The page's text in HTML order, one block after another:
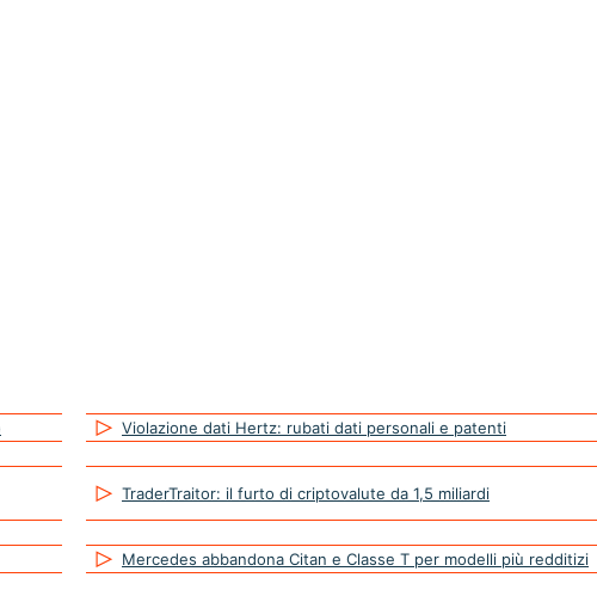
Violazione dati Hertz: rubati dati personali e patenti
TraderTraitor: il furto di criptovalute da 1,5 miliardi
Mercedes abbandona Citan e Classe T per modelli più redditizi